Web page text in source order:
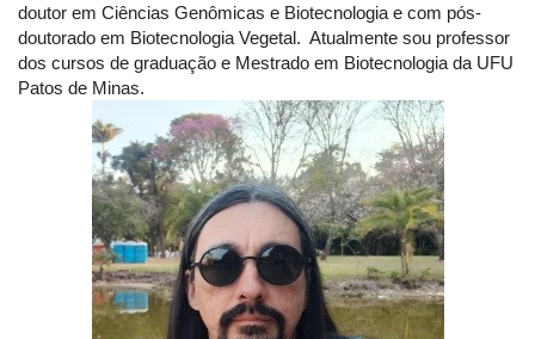
doutor em Ciências Genômicas e Biotecnologia e com pós-
doutorado em Biotecnologia Vegetal. Atualmente sou professor
dos cursos de graduação e Mestrado em Biotecnologia da UFU
Patos de Minas.